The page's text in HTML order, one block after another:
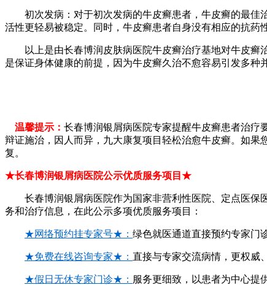
初次发病：对于初次发病的牛皮癣患者，牛皮癣的最佳治
活性更轻易被稳定。同时，牛皮癣患者自身没有相应的抗药
以上是由长春博润皮肤病医院牛皮癣治疗基地对牛皮癣
是保证身体健康的前提，因为牛皮癣久治不愈容易引发多种
温馨提示： 长春博润银屑病医院专家提醒牛皮癣患者治疗
辩证施治，因人而异，九大康复项目轻松治愈牛皮癣。如果
复。
★长春博润银屑病医院公示优质服务项目★
长春博润银屑病医院作为国家非营利性医院、定点医保
务和治疗信息，在此公示多项优质服务项目：
★网络预约挂专家号★： 绿色就医通道直接预约专家门
★免费在线咨询专家★： 直接与专家交流病情，更权威
★假日无休专家门诊★： 服务更细致，以患者为中心提